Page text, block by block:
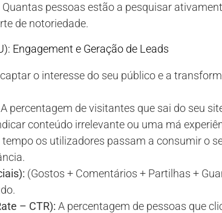
Quantas pessoas estão a pesquisar
de notoriedade.
Engagement e Geração de Leads
o interesse do seu público e a
A percentagem de visitantes que sai do seu
conteúdo irrelevante ou uma má
tempo os utilizadores passam a consumir o
(Gostos + Comentários + Partilhas +
– CTR): A percentagem de pessoas que